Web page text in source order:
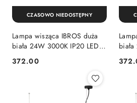
Lampa wisząca IBROS duża
biała 24W 3000K IP20 LED
nad stół do biura - Light
Prestige
Cena:
372.00
CZASOWO NIEDOSTĘPNY
nad